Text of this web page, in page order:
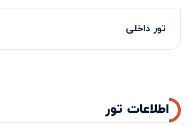
تور داخلی
اطلاعات تور